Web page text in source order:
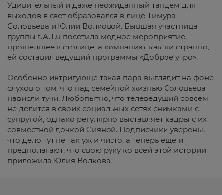
Удивительный и даже неожиданный тандем для
выходов в свет образовался в лице Тимура
Соловьева и Юлии Волковой. Бывшая участница
группы t.A.T.u посетила модное мероприятие,
прошедшее в столице, а компанию, как ни странно,
ей составил ведущий программы «Доброе утро».
Особенно интригующе такая пара выглядит на фоне
слухов о том, что над семейной жизнью Соловьева
нависли тучи. Любопытно, что телеведущий совсем
не делится в своих социальных сетях снимками с
супругой, однако регулярно выставляет кадры с их
совместной дочкой Сияной. Подписчики уверены,
что дело тут не так уж и чисто, а теперь еще и
предполагают, что свою руку ко всей этой истории
приложила Юлия Волкова.